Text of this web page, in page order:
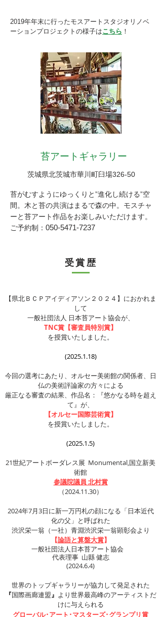
2019年年末に行ったモスアートスタジオリノベ
ーションプロジェクトの様子はこちら ！
苔アートギャラリー
茨城県北茨城市華川町臼場326-50
​苔がむすようにゆっくりと”進化し続ける”空
間。木と苔の共演はまるで森の中。モスチャ
ーと苔アート作品をお楽しみいただけます。
ご予約制： 050-5471-7237
受賞歴
【県北ＢＣＰアイディアソン２０２４】におかれま
して
一般社団法人 日本苔アート協会が、
TNC賞【審査員特別賞】
を授賞いたしました。
​(2025.1.18)
今回の選考にあたり、オルセー美術館の関係者、日
仏の美術評論家の方々による
厳正なる審査の結果、作品名：『悠かなる時を超え
て』が、
【オルセー国際芸術賞】
を授賞いたしました。
​(2025.1.5)
21世紀アートボーダレス展 Monumental,国立新美
術館
参議院議員 北村賞
（2024.11.30）
2024年7月3日に新一万円札の顔になる「日本近代
化の父」と呼ばれた
渋沢栄一翁（一社）青淵渋沢栄一翁顕彰会より
【論語と算盤大賞】
一般社団法人日本苔アート協会
代表理事 山縣 健志
(2024.6.4)
世界のトップギャラリーが協力して発足された
『国際画廊連盟』 より世界最高峰のアーティストだ
けに与えられる
グローバル･アート･マスターズ･グランプリ賞